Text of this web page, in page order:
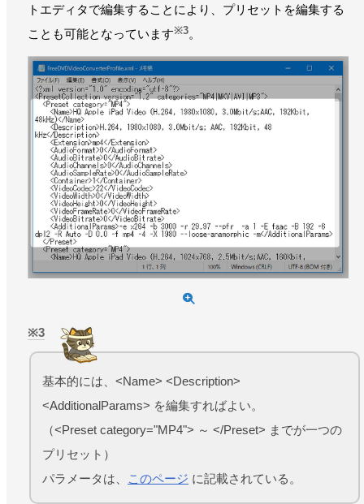
トエディタで編集することにより、プリセットを編集する
ことも可能となっています※3。
3
基本的には、<Name> <Description>
<AdditionalParams> を編集すればよい。
（<Preset category="MP4"> ～ </Preset> までが一つの
プリセット）
パラメータは、
このページ に記載されている。